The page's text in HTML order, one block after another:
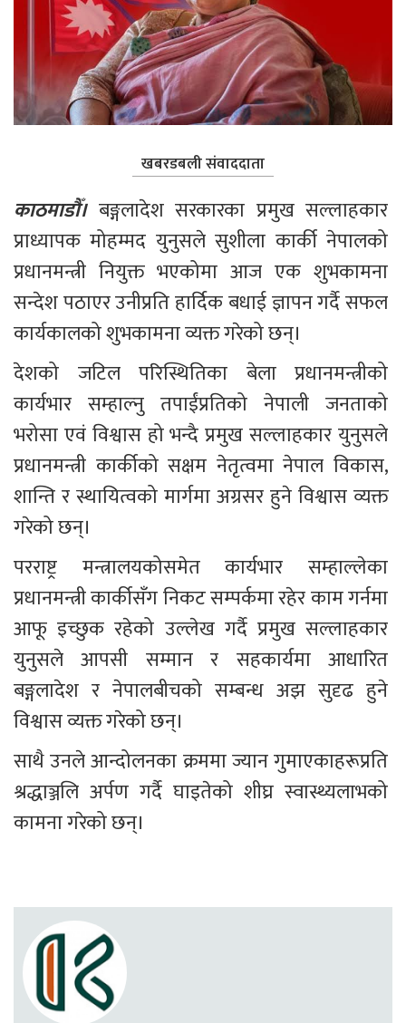
खबरडबली संवाददाता
काठमाडौँ। बङ्गलादेश सरकारका प्रमुख सल्लाहकार
प्राध्यापक मोहम्मद युनुसले सुशीला कार्की नेपालको
प्रधानमन्त्री नियुक्त भएकोमा आज एक शुभकामना
सन्देश पठाएर उनीप्रति हार्दिक बधाई ज्ञापन गर्दै सफल
कार्यकालको शुभकामना व्यक्त गरेको छन्।
देशको जटिल परिस्थितिका बेला प्रधानमन्त्रीको
कार्यभार सम्हाल्नु तपाईंप्रतिको नेपाली जनताको
भरोसा एवं विश्वास हो भन्दै प्रमुख सल्लाहकार युनुसले
प्रधानमन्त्री कार्कीको सक्षम नेतृत्वमा नेपाल विकास,
शान्ति र स्थायित्वको मार्गमा अग्रसर हुने विश्वास व्यक्त
गरेको छन्।
परराष्ट्र मन्त्रालयकोसमेत कार्यभार सम्हाल्लेका
प्रधानमन्त्री कार्कीसँग निकट सम्पर्कमा रहेर काम गर्नमा
आफू इच्छुक रहेको उल्लेख गर्दै प्रमुख सल्लाहकार
युनुसले आपसी सम्मान र सहकार्यमा आधारित
बङ्गलादेश र नेपालबीचको सम्बन्ध अझ सुदृढ हुने
विश्वास व्यक्त गरेको छन्।
साथै उनले आन्दोलनका क्रममा ज्यान गुमाएकाहरूप्रति
श्रद्धाञ्जलि अर्पण गर्दै घाइतेको शीघ्र स्वास्थ्यलाभको
कामना गरेको छन्।